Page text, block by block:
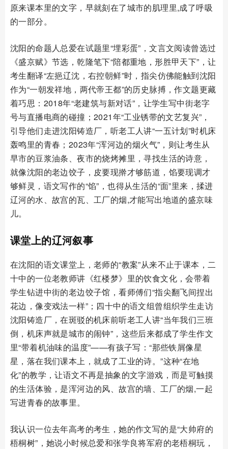
原来课本里的文字，早就刻在了城市的肌理里,成了呼吸
的一部分。
沈阳的命题人总爱在试题里“埋彩蛋”，文言文阅读曾选过
《盛京赋》节选，乾隆笔下“陪都重地，形胜甲天下”，让
考生翻译“左挹辽沈，右控朝鲜”时，指尖仿佛能触到沈阳
作为“一朝发祥地，两代帝王都”的历史脉搏，作文题更藏
着巧思：2018年“老建筑与新对话”，让学生写中街老字
号与直播电商的碰撞；2021年“工业锈带的文艺复兴”，
引导他们走进沈阳铸造厂，听老工人讲“一五计划”时机床
轰鸣里的青春；2023年“浑河边的烟火气”，则让考生从
早市的豆浆油条、夜市的烧烤摊里，寻找生活的诗意，
就像沈阳的老边饺子，皮要现擀才够筋道，馅要现调才
够鲜灵，语文写作的“馅”，也得从生活的“面”里来，揉进
辽河的水、故宫的瓦、工厂的烟,才能写出地道的盛京味
儿。
课堂上的辽河叙事
在沈阳的语文课堂上，老师的“教案”从来不止于课本，二
十中的一位老教师讲《红楼梦》里的饮食文化，会带着
学生钻进中街的老边饺子馆，看师傅们“指尖翻飞间捏出
花边，像变戏法一样”；四十中的语文组曾组织学生走访
沈阳铸造厂，在斑驳的机床前听老工人讲“当年我们三班
倒，机床声就是城市的闹钟”，这些后来都成了学生作文
里“带着机油味的温度”——有孩子写：“那些铁屑像星
星，落在我们课本上，就成了工业的诗。”这种“在地
化”的教学，让语文不再是抽象的文字游戏，而是可触摸
的生活体验，是浑河边的风、故宫的墙、工厂的烟,一起
写进青春的故事里。
我认识一位去年高考的考生，她的作文写的是“大帅府的
梧桐树”，她说小时候总爱和张学良将军府的老梧桐玩，